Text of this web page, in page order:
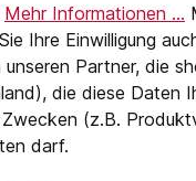
111 teilig
55 HRC
66441 g
Mehr Informationen ...
Ihre Einwilligung
unseren Partner, die
die diese Daten
(z.B.
darf.